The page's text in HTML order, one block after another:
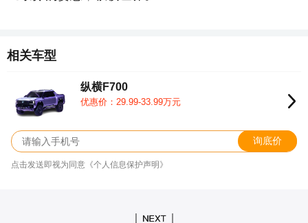
相关车型
纵横F700
优惠价：29.99-33.99万元
询底价
点击发送即视为同意《个人信息保护声明》